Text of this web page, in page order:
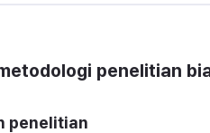
penelitian
penelitian